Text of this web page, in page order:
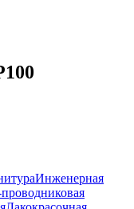
Инженерная